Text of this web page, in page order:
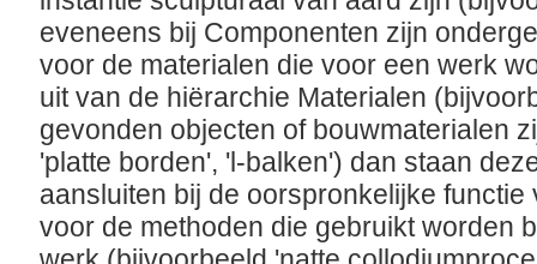
eveneens bij Componenten zijn
voor de materialen die voor een werk
uit van de hiërarchie Materialen
gevonden objecten of bouwmaterialen
'platte borden', 'l-balken') dan staan
aansluiten bij de oorspronkelijke
voor de methoden die gebruikt worden